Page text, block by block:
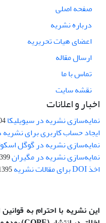
صفحه اصلی
درباره نشریه
اعضای هیات تحریریه
ارسال مقاله
تماس با ما
نقشه سایت
اخبار و اعلانات
نمایه‌سازی نشریه در سیویلیکا26
ایجاد حساب کاربری برای
نمایه‌سازی نشریه در گوگل
نمایه‌سازی نشریه در مگیران03-23
اخذ DOI برای مقالات نشریه 06-10
این نشریه با احترام به